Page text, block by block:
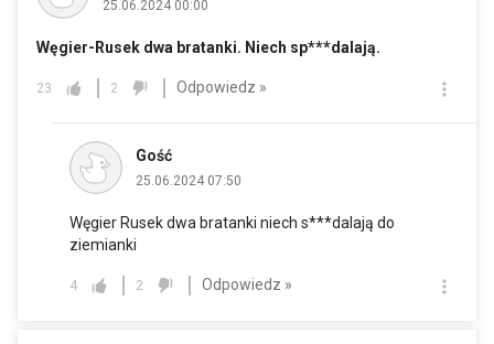
25.06.2024 00:00
Węgier-Rusek dwa bratanki. Niech sp***dalają.
23 2 Odpowiedz »
Gość
25.06.2024 07:50
Węgier Rusek dwa bratanki niech s***dalają do
ziemianki
4 2 Odpowiedz »